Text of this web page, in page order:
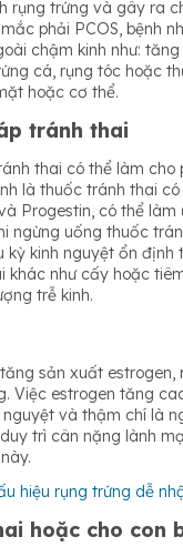
rụng trứng và gây ra
phải PCOS, bệnh
chậm kinh như:
cá, rụng tóc hoặc
hoặc cơ thể.
tránh thai
thai có thể làm cho
là thuốc tránh thai
Progestin, có thể làm
ngừng uống thuốc
kỳ kinh nguyệt ổn định
khác như cấy hoặc
trễ kinh.
sản xuất estrogen,
Việc estrogen tăng
và thậm chí là
trì cân nặng lành
hiệu rụng trứng dễ
hoặc cho con